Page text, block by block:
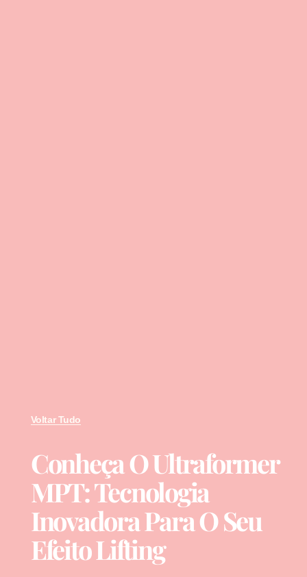
Voltar Tudo
Conheça O Ultraformer
MPT: Tecnologia
Inovadora Para O Seu
Efeito Lifting